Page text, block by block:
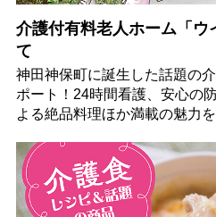
介護付有料老人ホーム「ウ
て
神田神保町に誕生した話題の
ポート！24時間看護、安心の
よる絶品料理ほか満載の魅力